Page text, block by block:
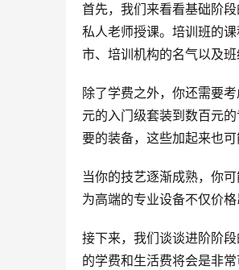
首先，我们来看看基础阶
私人老师授课。培训班的
市、培训机构的名气以及
除了学费之外，你还需要
元的入门级套装到数百元
要的装备，这些加起来也可
当你的技艺逐渐成熟，你
为高端的专业设备不仅价
接下来，我们谈谈进阶阶
的学费和生活费将会是非